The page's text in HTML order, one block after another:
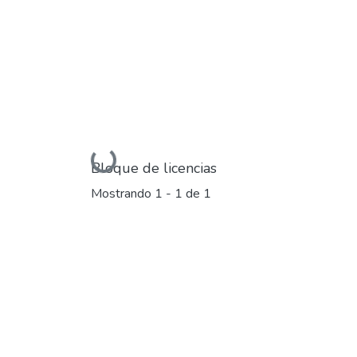
Cargando...
Bloque de licencias
Mostrando 1 - 1 de 1